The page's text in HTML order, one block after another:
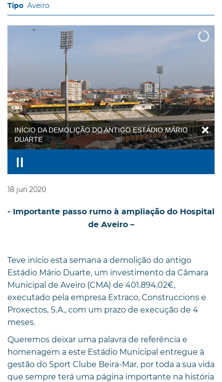
Aveiro
INÍCIO DA DEMOLIÇÃO DO ANTIGO ESTÁDIO MÁRIO
DUARTE
18 jun 2020
- Importante passo rumo à ampliação do Hospital
de Aveiro –
Teve início esta semana a demolição do antigo
Estádio Mário Duarte, um investimento da Câmara
Municipal de Aveiro (CMA) de 401.894,02€,
executado pela empresa Extraco, Construccions e
Proxectos, S.A., com um prazo de execução de 4
meses.
Queremos deixar uma palavra de referência e
homenagem a este Estádio Municipal entregue à
gestão do Sport Clube Beira-Mar, por toda a sua vida
que sempre terá uma página importante na história